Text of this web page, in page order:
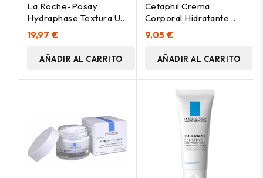
La Roche-Posay
Hydraphase Textura Uv
Ligera, 50 Ml
19,97 €
AÑADIR AL CARRITO
Cetaphil Crema
Corporal Hidratante
Para Piel Sensible, 85 G
9,05 €
AÑADIR AL CARRITO